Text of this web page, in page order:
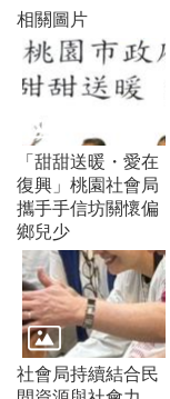
善
專
區
N
m
m
i
g
r
a
n
s
s
e
r
相關圖片
「甜甜送暖・愛在
復興」桃園社會局
攜手手信坊關懷偏
鄉兒少
社會局持續結合民